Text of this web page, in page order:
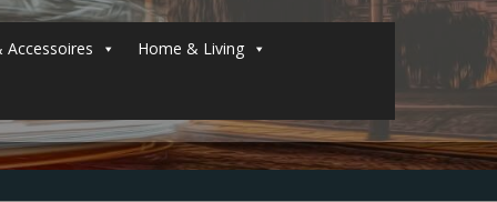
Accessoires Home & Living